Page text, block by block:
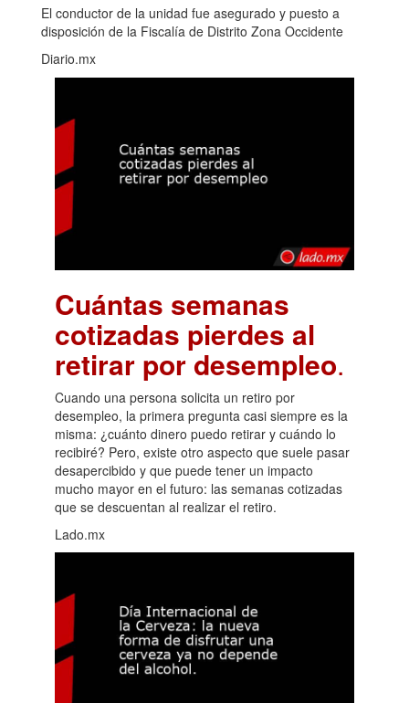
El conductor de la unidad fue asegurado y puesto a
disposición de la Fiscalía de Distrito Zona Occidente
Diario.mx
Cuántas semanas
cotizadas pierdes al
retirar por desempleo.
Cuando una persona solicita un retiro por
desempleo, la primera pregunta casi siempre es la
misma: ¿cuánto dinero puedo retirar y cuándo lo
recibiré? Pero, existe otro aspecto que suele pasar
desapercibido y que puede tener un impacto
mucho mayor en el futuro: las semanas cotizadas
que se descuentan al realizar el retiro.
Lado.mx